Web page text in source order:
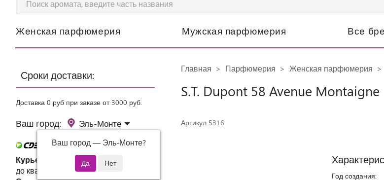
Женская парфюмерия Мужская парфюмерия Все
Сроки доставки:
Доставка 0 руб при заказе от 3000 руб.
Ваш город: Эль-Монте
Ваш город — Эль-Монте?
Курьер СДЭК
до квартиры или офиса
Главная Парфюмерия Женская парфюмерия
S.T. Dupont 58 Avenue Montaigne
Артикул 5316
Год создания: